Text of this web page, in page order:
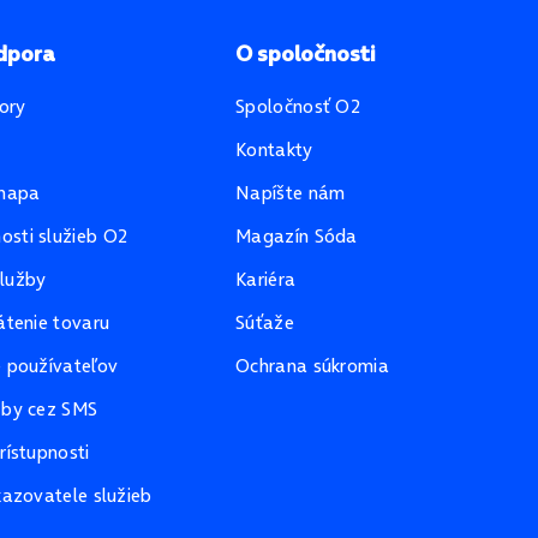
služieb O2
tovaru
používateľov
cez SMS
služieb
O spoločnosti
Spoločnosť O2
Kontakty
Napíšte nám
Magazín Sóda
Kariéra
Súťaže
Ochrana súkromia